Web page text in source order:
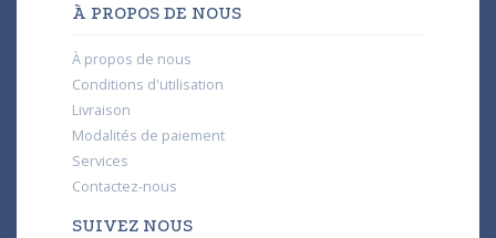
À PROPOS DE NOUS
À propos de nous
Conditions d'utilisation
Livraison
Modalités de paiement
Services
Contactez-nous
SUIVEZ NOUS